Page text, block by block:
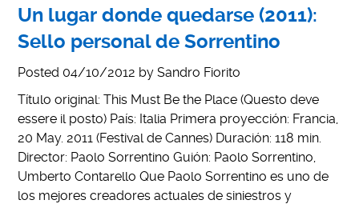
Un lugar donde quedarse (2011):
Sello personal de Sorrentino
Posted 04/10/2012 bySandro Fiorito
Título original: This Must Be the Place (Questo deve
essere il posto) País: Italia Primera proyección: Francia,
20 May. 2011 (Festival de Cannes) Duración: 118 min.
Director: Paolo Sorrentino Guión: Paolo Sorrentino,
Umberto Contarello Que Paolo Sorrentino es uno de
los mejores creadores actuales de siniestros y